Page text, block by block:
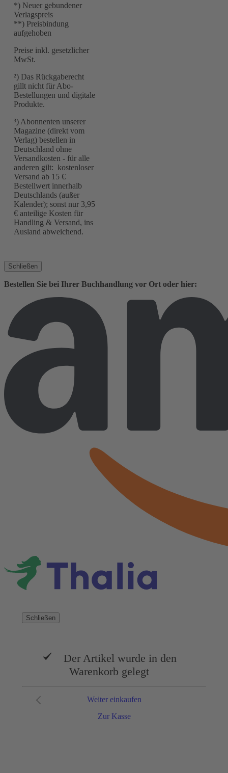
*) Neuer gebundener
Verlagspreis
**) Preisbindung
aufgehoben
Preise inkl. gesetzlicher
MwSt.
²) Das Rückgaberecht
gillt nicht für Abo-
Bestellungen und digitale
Produkte.
³) Abonnenten unserer
Magazine (direkt vom
Verlag) bestellen in
Deutschland ohne
Versandkosten - für alle
anderen gilt: kostenloser
Versand ab 15 €
Bestellwert innerhalb
Deutschlands (außer
Kalender); sonst nur 3,95
€ anteilige Kosten für
Handling & Versand, ins
Ausland abweichend.
Schließen
Bestellen Sie bei Ihrer Buchhandlung vor Ort oder hier:
Schließen
Der Artikel wurde in den
Warenkorb gelegt
Zur Kasse
Weiter einkaufen